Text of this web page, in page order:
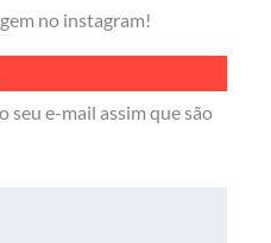
no instagram!
seu e-mail assim que são